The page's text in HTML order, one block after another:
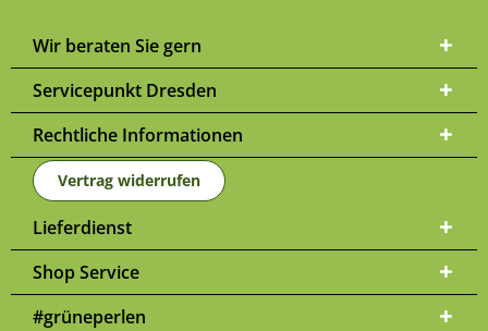
Wir beraten Sie gern
Servicepunkt Dresden
Rechtliche Informationen
Vertrag widerrufen
Lieferdienst
Shop Service
#grüneperlen